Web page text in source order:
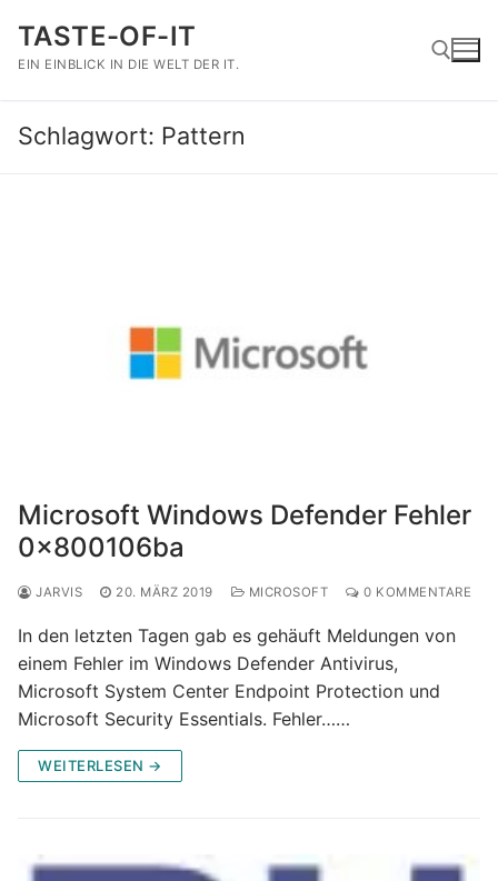
Inhalt
springen
TASTE-OF-IT
EIN EINBLICK IN DIE WELT DER IT.
Schlagwort: Pattern
Microsoft Windows Defender Fehler
0x800106ba
JARVIS 20. MÄRZ 2019 MICROSOFT 0 KOMMENTARE
In den letzten Tagen gab es gehäuft Meldungen von
einem Fehler im Windows Defender Antivirus,
Microsoft System Center Endpoint Protection und
Microsoft Security Essentials. Fehler……
WEITERLESEN →